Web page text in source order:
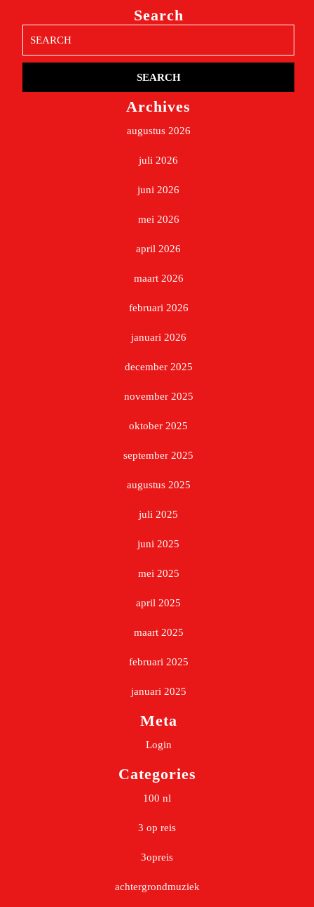
Search
for:
Archives
augustus 2026
juli 2026
juni 2026
mei 2026
april 2026
maart 2026
februari 2026
januari 2026
december 2025
november 2025
oktober 2025
september 2025
augustus 2025
juli 2025
juni 2025
mei 2025
april 2025
maart 2025
februari 2025
januari 2025
Meta
Login
Categories
100 nl
3 op reis
3opreis
achtergrondmuziek